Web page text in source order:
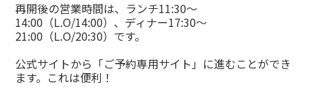
再開後の営業時間は、ランチ11:30〜
14:00（L.O/14:00）、ディナー17:30〜
21:00（L.O/20:30）です。
公式サイトから「ご予約専用サイト」に進むことができ
ます。これは便利！